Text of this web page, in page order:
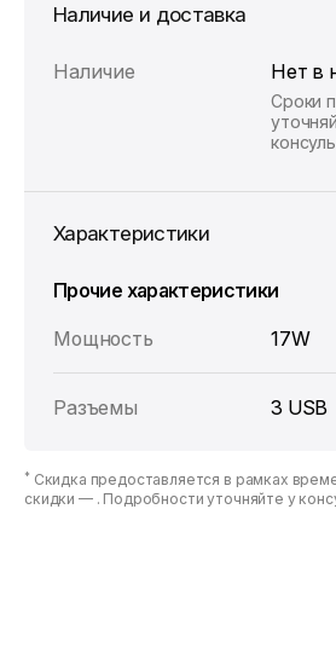
Наличие и доставка
Наличие Нет в
Сроки
Характеристики
Прочие характеристики
Мощность
17W
Разъемы 3 USB
* Скидка предоставляется в рамках
скидки — . Подробности уточняйте у